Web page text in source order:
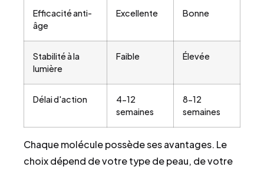
Efficacité anti-
âge
Excellente Bonne
Stabilité à la
lumière
Faible Élevée
Délai d'action
4-12
semaines
8-12
semaines
Chaque molécule possède ses avantages. Le
choix dépend de votre type de peau, de votre